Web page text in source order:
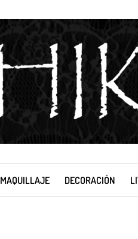
MAQUILLAJE DECORACIÓN